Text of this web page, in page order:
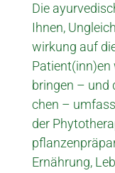
Die
Ihnen,
wirkung auf
Patient­(inn)en
bringen – und
chen –
der
Ernährung,